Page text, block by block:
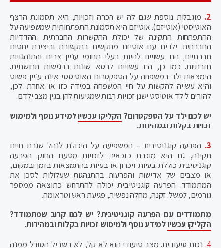
2. מוגבלות נוספת שגם לה יש הכרה וזכויות, היא תסמונת הרצף
האוטיסטי (אוטיזם). אוטיזם היא תסמונת התפתחותית שמשפיעה על
ההתפתחות התקינה של יכולת התקשרות החברתית וההדדיות
החברתית. ילדים עם אוטיזם מתקשים בתקשורת וביצירת יחסים
חברתיים, הם עשויים להיות בעלי תחומי עניין צרים והתנהגויות
חזרתיות. כמו כן, הם עשויים לבטא שונות ברגישות תחושתית.
הימצאות ילד במשפחה על הספקטרום האוטיסטי אינה עניין פשוט
והיא עשויה להקשות על חיי המשפחה במידה כזו או אחרת. לכן,
להורים לילד אוטיסט ישנן זכויות רבות שמגיעות להן בגין מצב ילדם.
יש לכם ילד על הספקטרום? הקליקו עכשיולמידע נוסף ולמימוש
זכויות בקלות ובמהירות.
3. הפרעה קוגניטיבית – המשפיעה על היכולת לנהל שגרת חיים
תקינה, גם היא מוכרת כזכאית לזכויות מטעם החוק. הפרעה
קוגניטיבית כוללת בעיות זיכרון או בעיות בהתמצאות בזמן ובמקום,
או מצבים של אדישות והפרעות בהתנהגות שעלולות לסכן את
המתמודד. הפרעה קוגניטיבית יכולה להתרחש כתוצאה ממספר
גורמים, למשל: זקנה, מחלה נפשית, פגיעת ראש וטראומה.
מתמודדים עם הפרעה קוגניטיבית? יש לכם קרוב שמתמודד?
הקליקו עכשיולמידע נוסף ולמימוש זכויות בקלות ובמהירות.
4. נכות סיעודית. מצב סיעודי הוא לא קל, לא בשביל הסובל ממנה